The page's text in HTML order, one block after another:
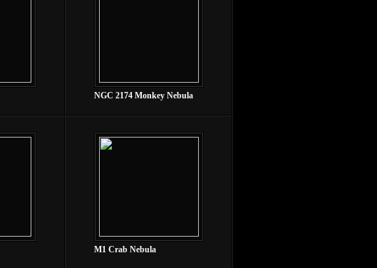
NGC 2174 Monkey Nebula
M1 Crab Nebula